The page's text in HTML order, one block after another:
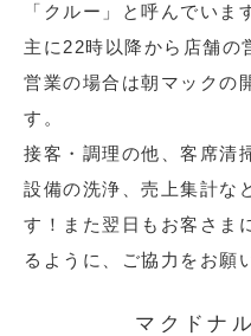
「クルー」と呼んでいま
主に22時以降から店舗の
営業の場合は朝マックの
す。
接客・調理の他、客席清
設備の洗浄、売上集計な
す！また翌日もお客さま
るように、ご協力をお願
マクドナ